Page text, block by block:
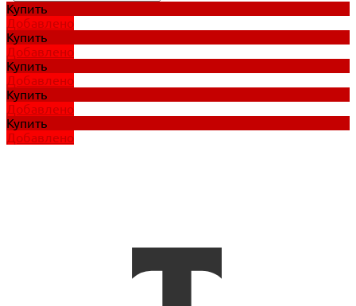
Купить
Добавлено
Купить
Добавлено
Купить
Добавлено
Купить
Добавлено
Купить
Добавлено